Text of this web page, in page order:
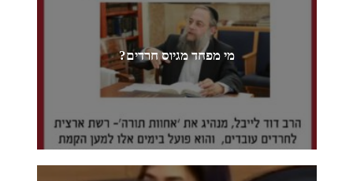
מי מפחד מגיוס חרדים?